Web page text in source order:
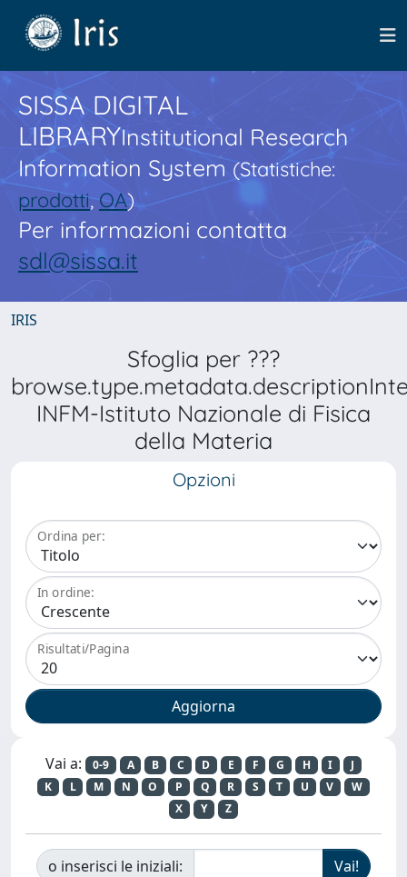
SISSA DIGITAL
LIBRARYInstitutional Research
Information System(Statistiche:
prodotti,OA)
Per informazioni contatta
sdl@sissa.it
IRIS
Sfoglia per ???
INFM-Istituto Nazionale di Fisica
della Materia
Opzioni
Ordina per:
In ordine:
Risultati/Pagina
Vai a: 0-9 A B C D E F G H I
J
K
L M N O P Q R S T U V
W
X
Y Z
o inserisci le iniziali: